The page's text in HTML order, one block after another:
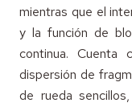
mientras que el
y la función de
continua. Cuenta
dispersión de
de rueda